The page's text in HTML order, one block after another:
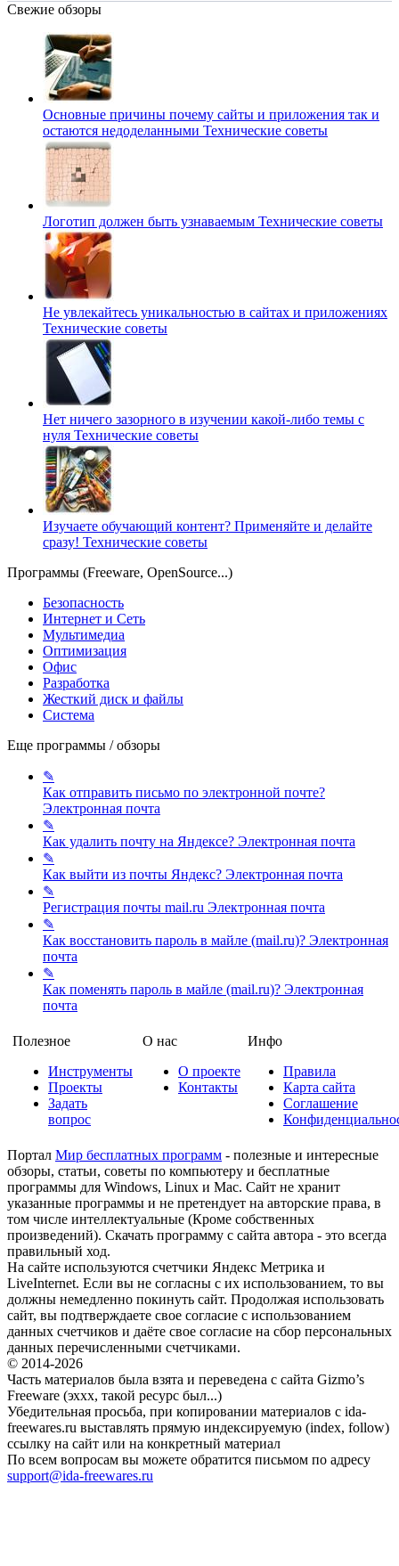
Свежие обзоры
Основные причины почему сайты и приложения так и
остаются недоделанными Технические советы
Логотип должен быть узнаваемым Технические советы
Не увлекайтесь уникальностью в сайтах и приложениях
Технические советы
Нет ничего зазорного в изучении какой-либо темы с
нуля Технические советы
Изучаете обучающий контент? Применяйте и делайте
сразу! Технические советы
Программы (Freeware, OpenSource...)
Безопасность
Интернет и Сеть
Мультимедиа
Оптимизация
Офис
Разработка
Жесткий диск и файлы
Система
Еще программы / обзоры
✎
Как отправить письмо по электронной почте?
Электронная почта
✎
Как удалить почту на Яндексе? Электронная почта
✎
Как выйти из почты Яндекс? Электронная почта
✎
Регистрация почты mail.ru Электронная почта
✎
Как восстановить пароль в майле (mail.ru)? Электронная
почта
✎
Как поменять пароль в майле (mail.ru)? Электронная
почта
Полезное
Инструменты
Проекты
Задать
вопрос
О нас
О проекте
Контакты
Инфо
Правила
Карта сайта
Соглашение
Портал Мир бесплатных программ - полезные и интересные
обзоры, статьи, советы по компьютеру и бесплатные
программы для Windows, Linux и Mac. Сайт не хранит
указанные программы и не претендует на авторские права, в
том числе интеллектуальные (Кроме собственных
произведений). Скачать программу с сайта автора - это всегда
правильный ход.
На сайте используются счетчики Яндекс Метрика и
LiveInternet. Если вы не согласны с их использованием, то вы
должны немедленно покинуть сайт. Продолжая использовать
сайт, вы подтверждаете свое согласие с использованием
данных счетчиков и даёте свое согласие на сбор персональных
данных перечисленными счетчиками.
© 2014-2026
Часть материалов была взята и переведена с сайта Gizmo’s
Freeware (эххх, такой ресурс был...)
Убедительная просьба, при копировании материалов с ida-
freewares.ru выставлять прямую индексируемую (index, follow)
ссылку на сайт или на конкретный материал
По всем вопросам вы можете обратится письмом по адресу
support@ida-freewares.ru